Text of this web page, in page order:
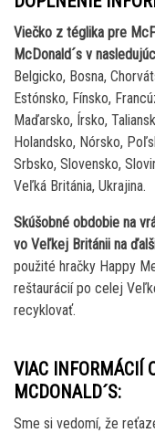
Viečko z téglika pre
McDonald´s v
Belgicko, Bosna,
Estónsko, Fínsko,
Maďarsko, Írsko,
Holandsko, Nórsko,
Srbsko, Slovensko,
Veľká Británia, Ukrajina.
Skúšobné obdobie na
vo Veľkej Británii na
použité hračky Happy
reštaurácií po celej
recyklovať.
VIAC INFORMÁCIÍ
MCDONALD´S:
Sme si vedomí, že